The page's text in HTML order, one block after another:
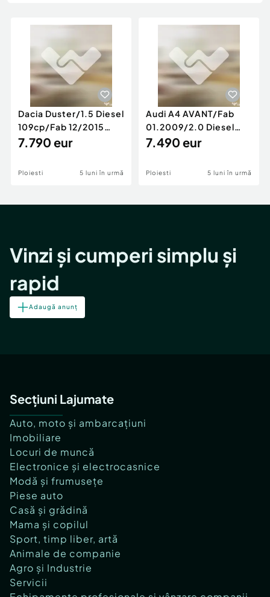
Afaceri și echipamente profesionale
Inchiriere Bunuri si Vehicule
Piese auto si accesorii
Dacia Duster/1.5 Diesel
109cp/Fab 12/2015
/Euro 5/GARANTIE 12
7.790 eur
Ploiesti 5 luni în urmă
Audi A4 AVANT/Fab
01.2009/2.0 Diesel
140cp/Posibilitate
7.490 eur
Ploiesti 5 luni în urmă
Vinzi și cumperi simplu și
rapid
Adaugă anunț
Secțiuni Lajumate
Auto, moto și ambarcațiuni
Imobiliare
Locuri de muncă
Electronice și electrocasnice
Modă și frumusețe
Piese auto
Casă și grădină
Mama și copilul
Sport, timp liber, artă
Animale de companie
Agro și Industrie
Servicii